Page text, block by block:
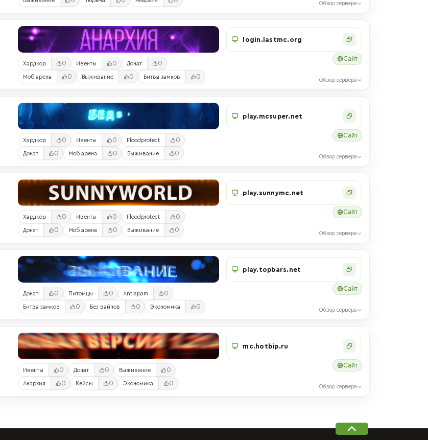
Обзор сервера
Хардкор 0 Ивенты 0 Донат 0
Моб арена 0 Выживание 0 Битва замков 0
login.lastmc.org
Сайт
Обзор сервера
Хардкор 0 Ивенты 0 Floodprotect 0
Донат 0 Моб арена 0 Выживание 0
play.mcsuper.net
Сайт
Обзор сервера
Хардкор 0 Ивенты 0 Floodprotect 0
Донат 0 Моб арена 0 Выживание 0
play.sunnymc.net
Сайт
Обзор сервера
Донат 0 Питомцы 0 Antispam 0
Битва замков 0 Без вайпов 0 Экономика 0
play.topbars.net
Сайт
Обзор сервера
Ивенты 0 Донат 0 Выживание 0
Анархия 0 Кейсы 0 Экономика 0
mc.hotbip.ru
Сайт
Обзор сервера